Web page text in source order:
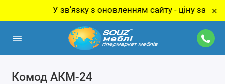
У звʼязку з оновленням сайту - ціну за товар ×
Комод АКМ-24